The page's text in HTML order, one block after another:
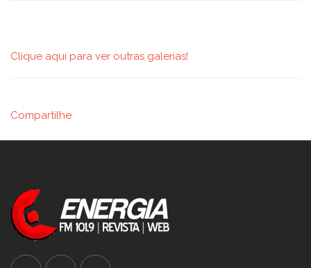
Clique aqui para ver outras galerias!
Compartilhe